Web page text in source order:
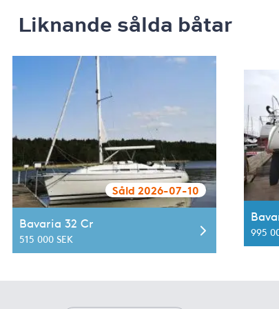
Liknande sålda båtar
Såld 2026-07-10
Bavaria 32 Cr
515 000 SEK 995